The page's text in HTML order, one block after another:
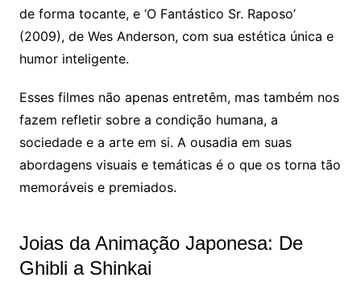
de forma tocante, e ‘O Fantástico Sr. Raposo’
(2009), de Wes Anderson, com sua estética única e
humor inteligente.
Esses filmes não apenas entretêm, mas também nos
fazem refletir sobre a condição humana, a
sociedade e a arte em si. A ousadia em suas
abordagens visuais e temáticas é o que os torna tão
memoráveis e premiados.
Joias da Animação Japonesa: De
Ghibli a Shinkai